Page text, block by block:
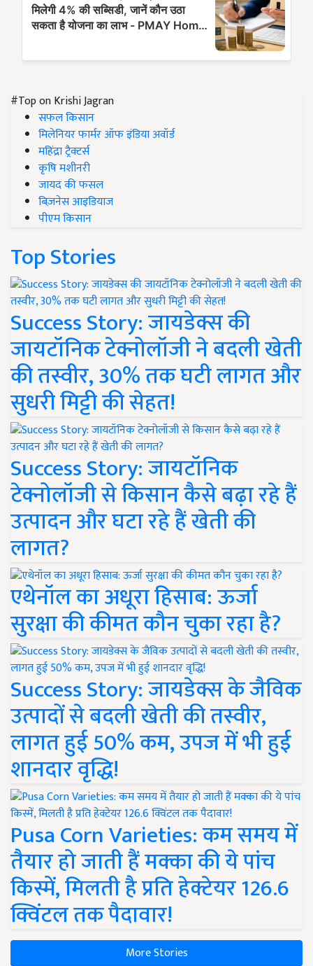
#Top on Krishi Jagran
सफल किसान
मिलेनियर फार्मर ऑफ इंडिया अवॉर्ड
महिंद्रा ट्रैक्टर्स
कृषि मशीनरी
जायद की फसल
बिज़नेस आइडियाज
पीएम किसान
Top Stories
Success Story: जायडेक्स की
जायटॉनिक टेक्नोलॉजी ने बदली खेती
की तस्वीर, 30% तक घटी लागत और
सुधरी मिट्टी की सेहत!
Success Story: जायटॉनिक
टेक्नोलॉजी से किसान कैसे बढ़ा रहे हैं
उत्पादन और घटा रहे हैं खेती की
लागत?
एथेनॉल का अधूरा हिसाब: ऊर्जा
सुरक्षा की कीमत कौन चुका रहा है?
Success Story: जायडेक्स के जैविक
उत्पादों से बदली खेती की तस्वीर,
लागत हुई 50% कम, उपज में भी हुई
शानदार वृद्धि!
Pusa Corn Varieties: कम समय में
तैयार हो जाती हैं मक्का की ये पांच
किस्में, मिलती है प्रति हेक्टेयर 126.6
क्विंटल तक पैदावार!
More Stories